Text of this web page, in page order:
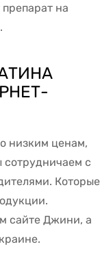
на
низким ценам,
сотрудничаем с
Которые
сайте Джини, а